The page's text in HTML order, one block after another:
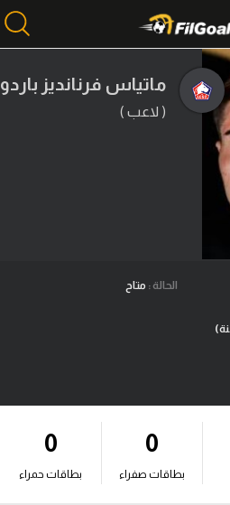
ماتياس فرنانديز باردو
( لاعب )
الحالة : متاح
0
بطاقات صفراء
0
بطاقات حمراء